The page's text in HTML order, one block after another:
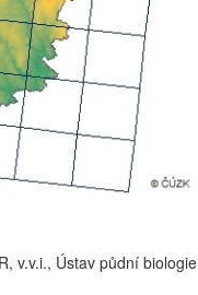
v.v.i., Ústav půdní biologie